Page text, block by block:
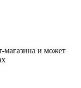
магазина и может